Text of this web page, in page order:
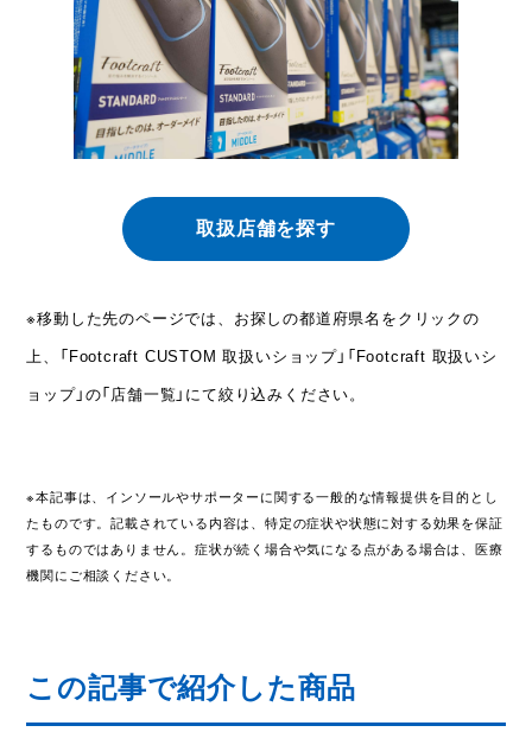
取扱店舗を探す
※移動した先のページでは、お探しの都道府県名をクリックの
上、「Footcraft CUSTOM 取扱いショップ」「Footcraft 取扱いシ
ョップ」の「店舗一覧」にて絞り込みください。
※本記事は、インソールやサポーターに関する一般的な情報提供を目的とし
たものです。記載されている内容は、特定の症状や状態に対する効果を保証
するものではありません。症状が続く場合や気になる点がある場合は、医療
機関にご相談ください。
この記事で紹介した商品